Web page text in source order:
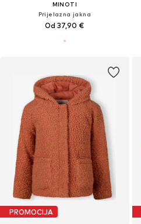
MINOTI
Prijelazna jakna
Od 37,90 €
PROMOCIJA